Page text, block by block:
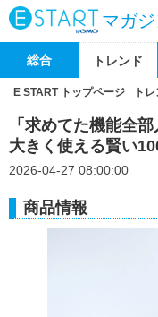
マガ
総合 トレンド
E START トップページ ト
「求めてた機能全
大きく使える賢い
2026-04-27 08:00:00
商品情報